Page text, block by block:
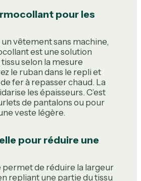
pour les
vêtement sans machine,
est une solution
selon la mesure
le ruban dans le repli et
fer à repasser chaud. La
les épaisseurs. C’est
de pantalons ou pour
veste légère.
pour réduire une
permet de réduire la largeur
repliant une partie du tissu